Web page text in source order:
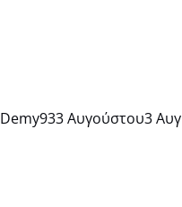
Demy933 Αυγούστου3 Αυγ